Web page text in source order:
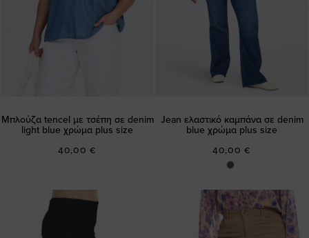
Μπλούζα tencel με τσέπη σε denim
light blue χρώμα plus size
40,00 €
Jean ελαστικό καμπάνα σε denim
blue χρώμα plus size
40,00 €